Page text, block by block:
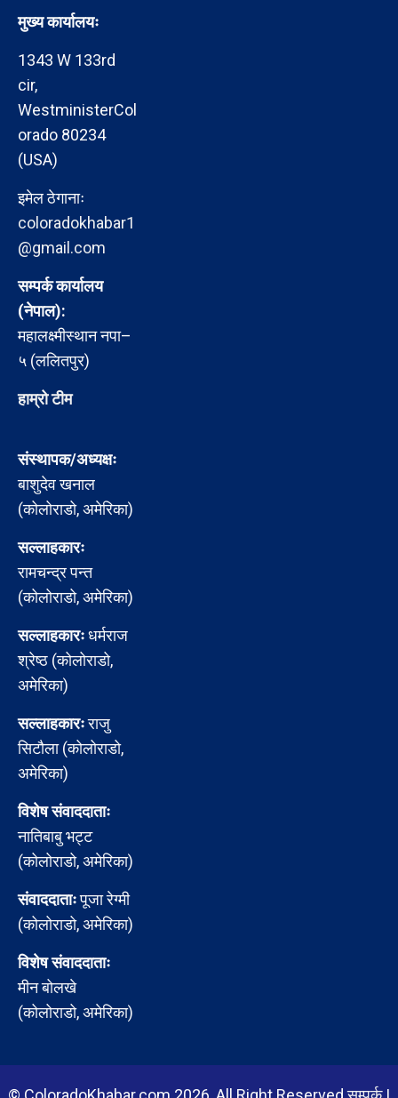
मुख्य कार्यालयः
1343 W 133rd
cir,
WestministerCol
orado 80234
(USA)
इमेल ठेगानाः
coloradokhabar1
@gmail.com
सम्पर्क कार्यालय
(नेपाल):
महालक्ष्मीस्थान नपा–
५ (ललितपुर)
हाम्रो टीम
संस्थापक/अध्यक्षः
बाशुदेव खनाल
(कोलोराडो, अमेरिका)
सल्लाहकारः
रामचन्द्र पन्त
(कोलोराडो, अमेरिका)
सल्लाहकारःधर्मराज
श्रेष्ठ (कोलोराडो,
अमेरिका)
सल्लाहकारःराजु
सिटौला (कोलोराडो,
अमेरिका)
विशेष संवाददाताः
नातिबाबु भट्ट
(कोलोराडो, अमेरिका)
संवाददाताःपूजा रेग्मी
(कोलोराडो, अमेरिका)
विशेष संवाददाताः
मीन बोलखे
(कोलोराडो, अमेरिका)